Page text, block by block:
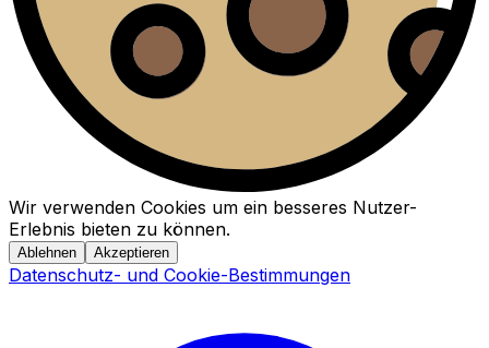
Wir verwenden Cookies um ein besseres Nutzer-
Erlebnis bieten zu können.
Ablehnen Akzeptieren
Datenschutz- und Cookie-Bestimmungen